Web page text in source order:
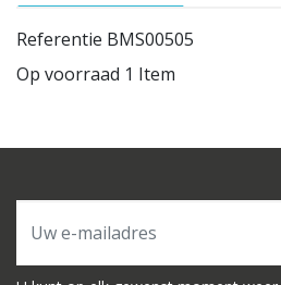
Referentie BMS00505
Op voorraad 1 Item